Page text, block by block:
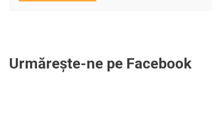
Urmărește-ne pe Facebook